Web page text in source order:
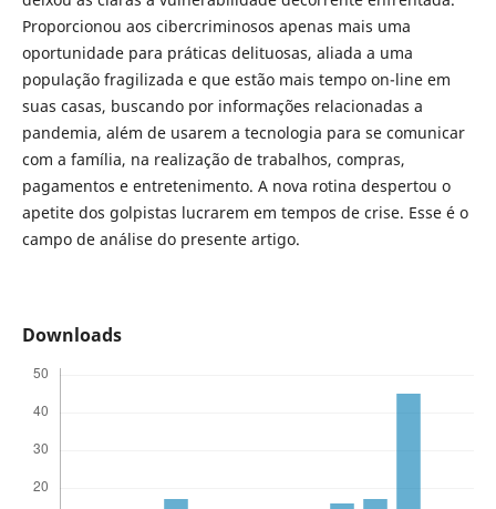
Proporcionou aos cibercriminosos apenas mais uma
oportunidade para práticas delituosas, aliada a uma
população fragilizada e que estão mais tempo on-line em
suas casas, buscando por informações relacionadas a
pandemia, além de usarem a tecnologia para se comunicar
com a família, na realização de trabalhos, compras,
pagamentos e entretenimento. A nova rotina despertou o
apetite dos golpistas lucrarem em tempos de crise. Esse é o
campo de análise do presente artigo.
Downloads